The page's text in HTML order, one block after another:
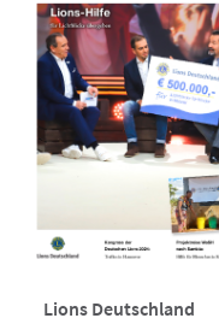
Lions Deutschland